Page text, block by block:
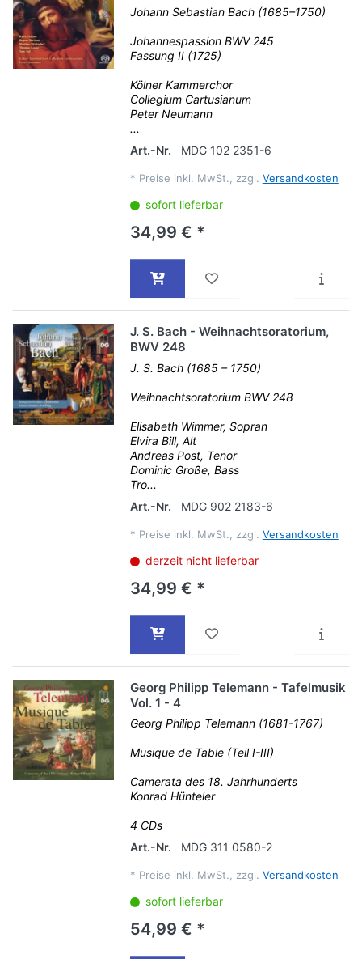
Johann Sebastian Bach (1685–1750)
Johannespassion BWV 245
Fassung II (1725)
Kölner Kammerchor
Collegium Cartusianum
Peter Neumann
...
Art.-Nr.
MDG 102 2351-6
* Preise inkl. MwSt., zzgl. Versandkosten
sofort lieferbar
34,99 € *
J. S. Bach - Weihnachtsoratorium,
BWV 248
J. S. Bach (1685 – 1750)
Weihnachtsoratorium BWV 248
Elisabeth Wimmer, Sopran
Elvira Bill, Alt
Andreas Post, Tenor
Dominic Große, Bass
Tro...
Art.-Nr.
MDG 902 2183-6
* Preise inkl. MwSt., zzgl. Versandkosten
derzeit nicht lieferbar
34,99 € *
Georg Philipp Telemann - Tafelmusik
Vol. 1 - 4
Georg Philipp Telemann (1681-1767)
Musique de Table (Teil I-III)
Camerata des 18. Jahrhunderts
Konrad Hünteler
4 CDs
Art.-Nr.
MDG 311 0580-2
* Preise inkl. MwSt., zzgl. Versandkosten
sofort lieferbar
54,99 € *